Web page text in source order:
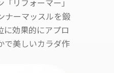
ナーマッスルを鍛
に効果的にアプロ
で美しいカラダ作